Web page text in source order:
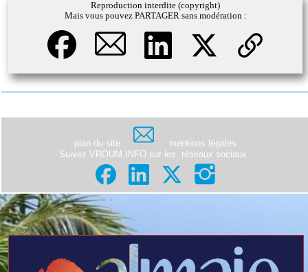
Reproduction interdite (copyright)
Mais vous pouvez PARTAGER sans modération :
plan du site
mentions légales
Suivez VROUM.INFO sur les
réseaux sociaux :